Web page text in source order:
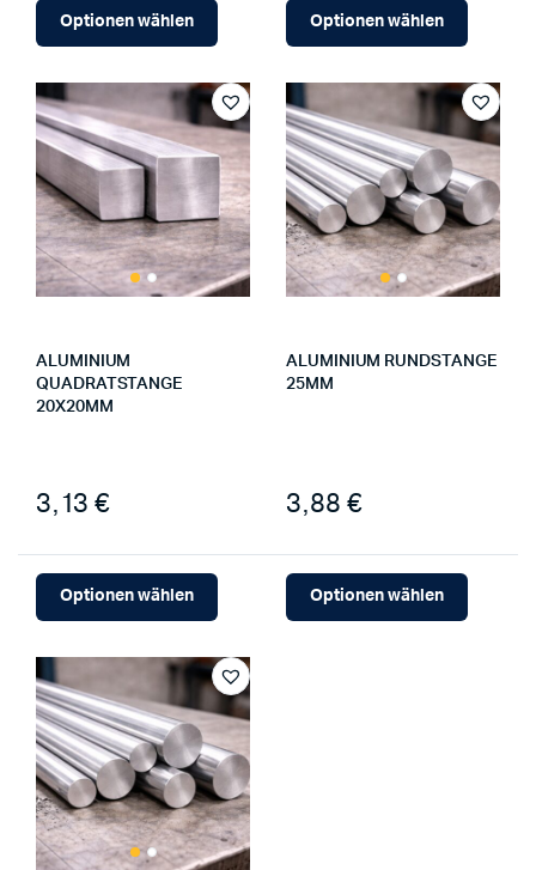
Optionen wählen Optionen wählen
ALUMINIUM
QUADRATSTANGE
20X20MM
3,13 €
Optionen wählen
ALUMINIUM RUNDSTANGE
25MM
3,88 €
Optionen wählen